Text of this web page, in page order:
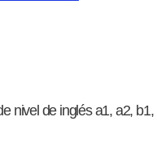
nivel de inglés a1, a2,